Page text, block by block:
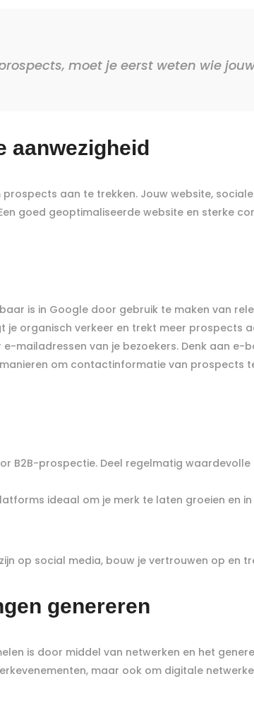
moet je eerst weten wie
aanwezigheid
aan te trekken. Jouw website,
goed geoptimaliseerde website en sterke
is in Google door gebruik te maken van
je organisch verkeer en trekt meer prospects
mailadressen van je bezoekers. Denk aan
om contactinformatie van prospects
B2B-prospectie. Deel regelmatig
ideaal om je merk te laten groeien en
op social media, bouw je vertrouwen op en
genereren
is door middel van netwerken en het
maar ook om digitale